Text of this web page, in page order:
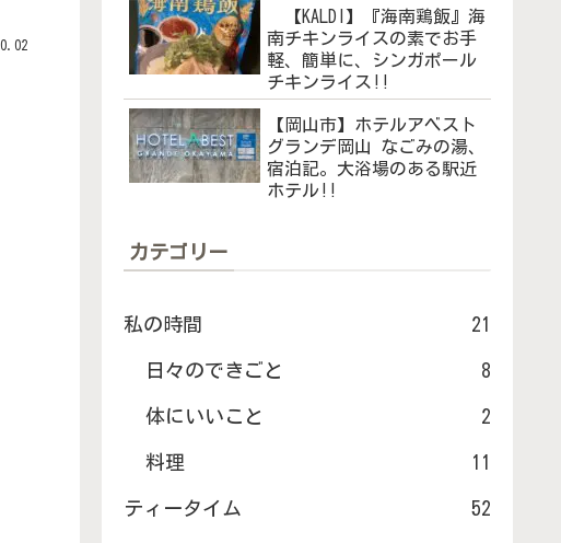
【KALDI】『海南鶏飯』海
南チキンライスの素でお手
軽、簡単に、シンガポール
チキンライス!!
【岡山市】ホテルアベスト
グランデ岡山 なごみの湯、
宿泊記。大浴場のある駅近
ホテル!!
カテゴリー
私の時間 21
日々のできごと 8
体にいいこと 2
料理 11
ティータイム 52